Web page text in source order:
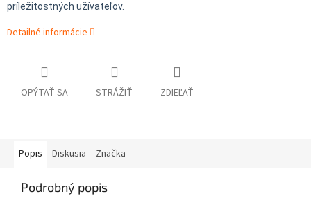
príležitostných užívateľov.
Detailné informácie
OPÝTAŤ SA STRÁŽIŤ ZDIEĽAŤ
Popis Diskusia Značka
Podrobný popis